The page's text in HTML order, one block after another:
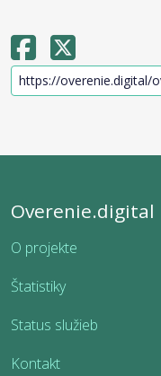
Overenie.digital
O projekte
Štatistiky
Status služieb
Kontakt